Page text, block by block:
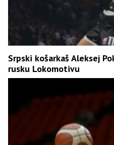
Srpski košarkaš Aleksej
rusku Lokomotivu